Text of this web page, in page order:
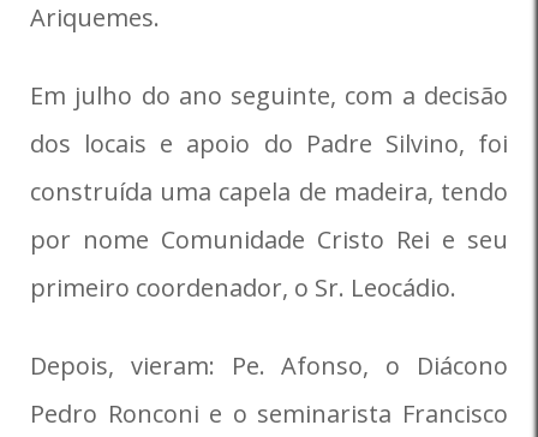
Ariquemes.
Em julho do ano seguinte, com a decisão
dos locais e apoio do Padre Silvino, foi
construída uma capela de madeira, tendo
por nome Comunidade Cristo Rei e seu
primeiro coordenador, o Sr. Leocádio.
Depois, vieram: Pe. Afonso, o Diácono
Pedro Ronconi e o seminarista Francisco